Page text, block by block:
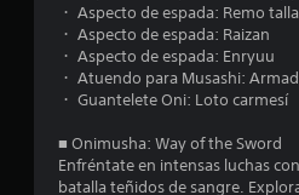
・ Aspecto de espada: Remo
・ Aspecto de espada: Raizan
・ Aspecto de espada: Enryuu
・ Atuendo para Musashi:
・ Guantelete Oni: Loto carmesí
■ Onimusha: Way of the Sword
Enfréntate en intensas luchas
batalla teñidos de sangre.